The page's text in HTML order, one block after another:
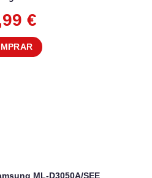
€
ML-D3050A/SEE